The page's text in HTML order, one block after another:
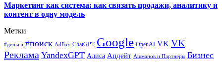
Маркетинг как система: как связать продажи, аналитику и
контент в одну модель
Метки
#деньги #поиск AdFox ChatGPT Google OpenAI VK VK
Реклама YandexGPT Алиса Апдейт Ашманов и Партнеры Бизнес